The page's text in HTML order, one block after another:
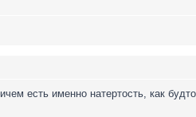
есть именно натертость, как